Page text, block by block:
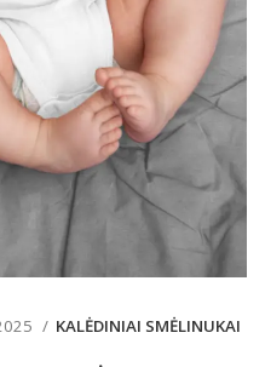
KALĖDINIAI SMĖLINUKAI